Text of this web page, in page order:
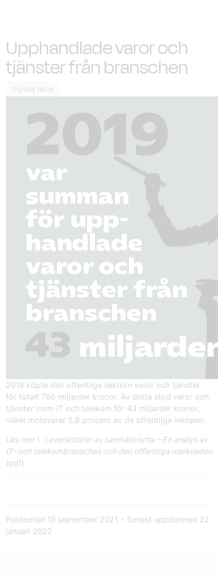
Upphandlade varor och
tjänster från branschen
Digitala fakta
2019 köpte den offentliga sektorn varor och tjänster
för totalt 766 miljarder kronor. Av detta stod varor och
tjänster inom IT och telekom för 43 miljarder kronor,
vilket motsvarar 5,6 procent av de offentliga inköpen.
Läs mer i
Leverantörer av samhällsnytta – En analys av
IT- och telekombranschen och den offentliga marknaden
(pdf).
Publicerad 19 september 2021 • Senast uppdaterad 22
januari 2022